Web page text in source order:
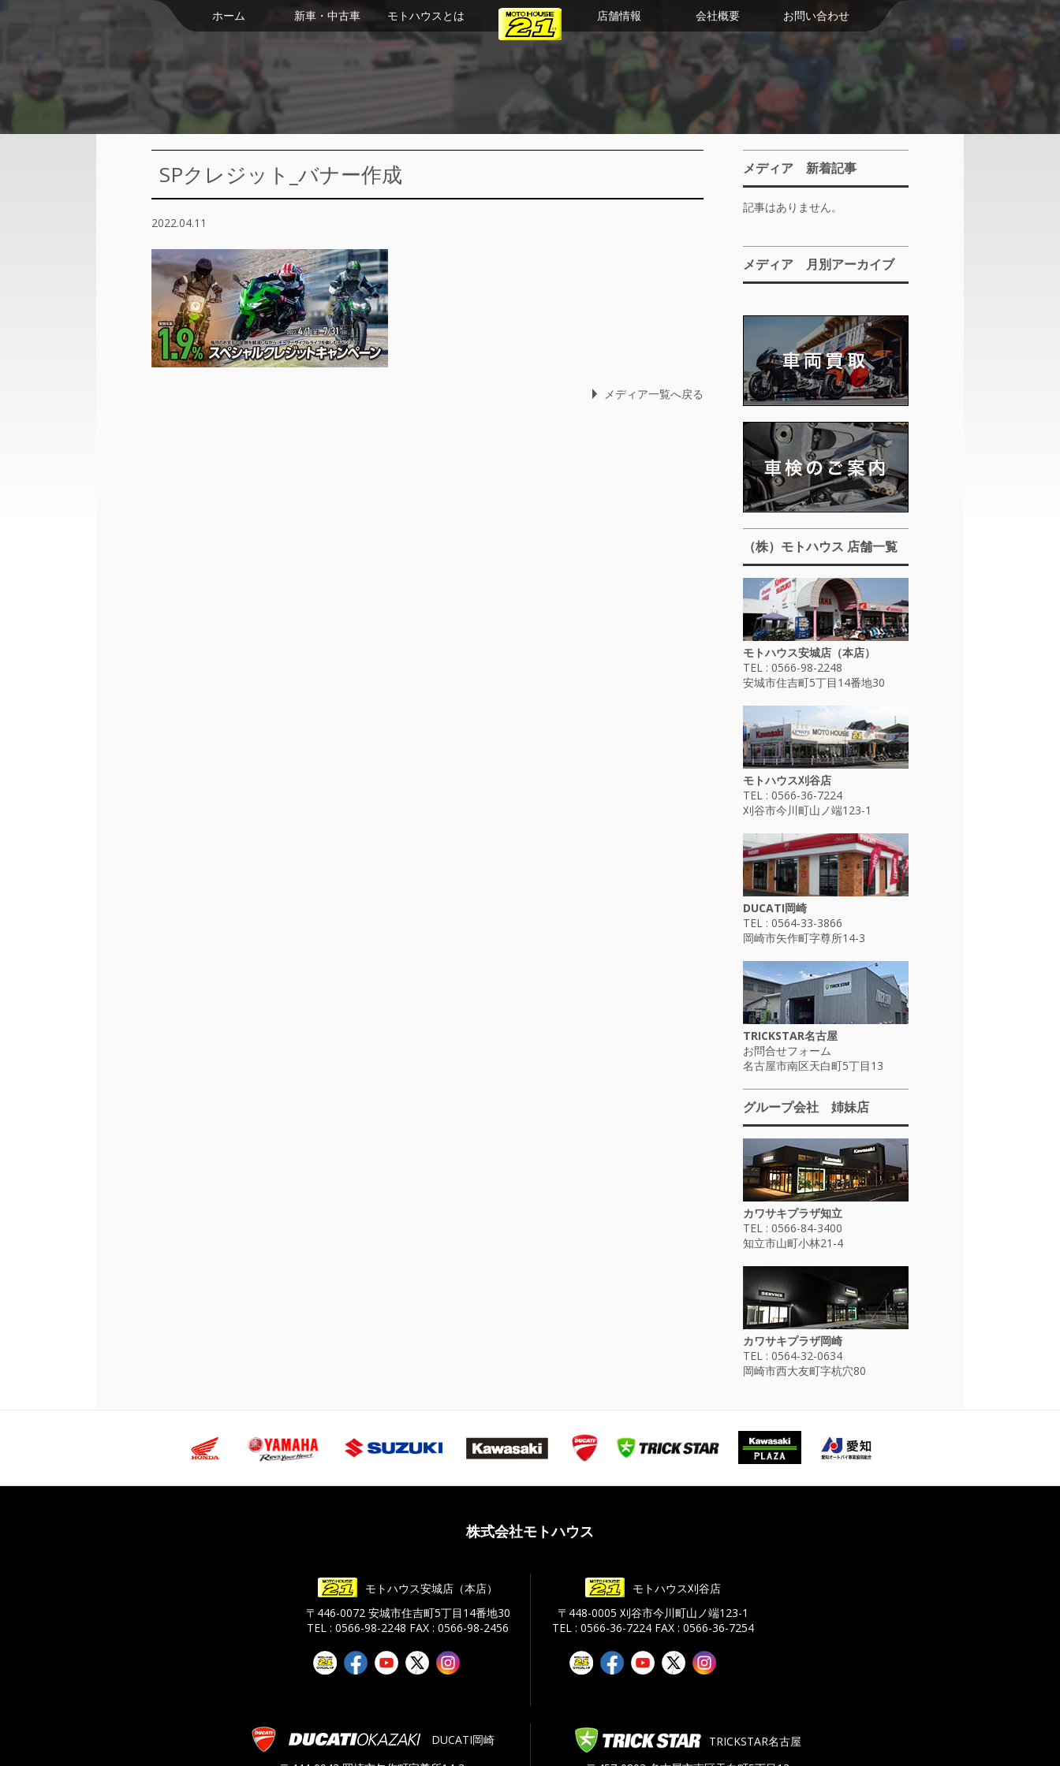
ホーム 新車・中古車 モトハウスとは 店舗情報 会社概要 お問い合わせ
SPクレジット_バナー作成
2022.04.11
メディア一覧へ戻る
メディア 新着記事
記事はありません。
メディア 月別アーカイブ
（株）モトハウス 店舗一覧
モトハウス安城店（本店）
TEL : 0566-98-2248
安城市住吉町5丁目14番地30
モトハウス刈谷店
TEL : 0566-36-7224
刈谷市今川町山ノ端123-1
DUCATI岡崎
TEL : 0564-33-3866
岡崎市矢作町字尊所14-3
TRICKSTAR名古屋
お問合せフォーム
名古屋市南区天白町5丁目13
グループ会社 姉妹店
カワサキプラザ知立
TEL : 0566-84-3400
知立市山町小林21-4
カワサキプラザ岡崎
TEL : 0564-32-0634
岡崎市西大友町字杭穴80
株式会社モトハウス
モトハウス安城店（本店）
〒446-0072 安城市住吉町5丁目14番地30
TEL : 0566-98-2248 FAX : 0566-98-2456
モトハウス刈谷店
〒448-0005 刈谷市今川町山ノ端123-1
TEL : 0566-36-7224 FAX : 0566-36-7254
DUCATI岡崎
TRICKSTAR名古屋